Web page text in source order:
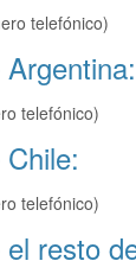
telefónico)
telefónico)
telefónico)
resto